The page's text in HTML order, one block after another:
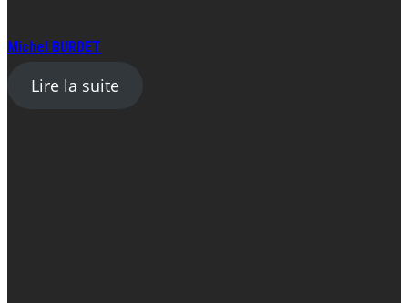
Michel BURDET
Lire la suite